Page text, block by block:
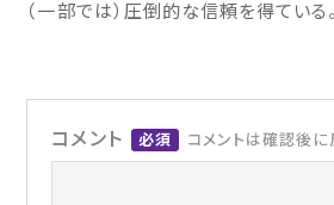
（一部では）圧倒的な信頼を得ている。
コメント 必須 コメントは確認後